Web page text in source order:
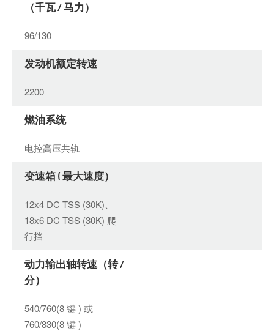
（千瓦 / 马力）
96/130
发动机额定转速
2200
燃油系统
电控高压共轨
变速箱 ( 最大速度）
12x4 DC TSS (30K)、
18x6 DC TSS (30K) 爬
行挡
动力输出轴转速（转 /
分）
540/760(8 键 ) 或
760/830(8 键 )